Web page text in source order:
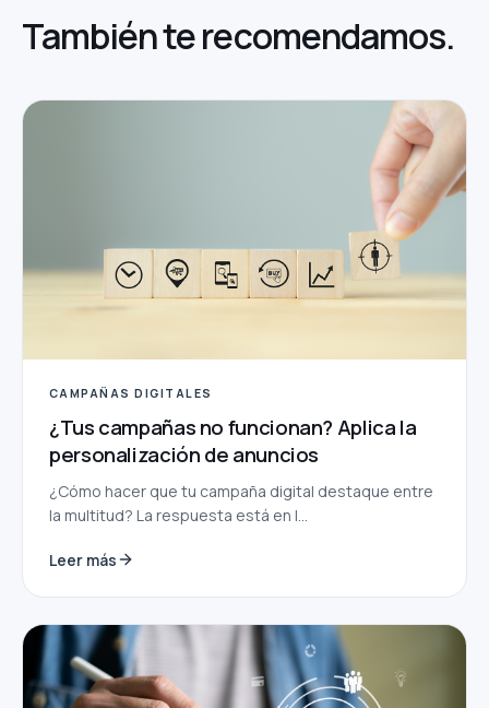
También terecomendamos.
CAMPAÑAS DIGITALES
¿Tus campañas no funcionan? Aplica la
personalización de anuncios
¿Cómo hacer que tu campaña digital destaque entre
la multitud? La respuesta está en l...
Leer más